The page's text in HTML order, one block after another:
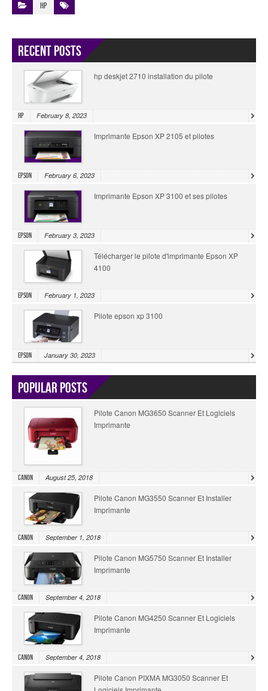
HP
Recent Posts
hp deskjet 2710 installation du pilote
HP February 8, 2023
Imprimante Epson XP 2105 et pilotes
Epson February 6, 2023
Imprimante Epson XP 3100 et ses pilotes
Epson February 3, 2023
Télécharger le pilote d'imprimante Epson XP
4100
Epson February 1, 2023
Pilote epson xp 3100
Epson January 30, 2023
Popular Posts
Pilote Canon MG3650 Scanner Et Logiciels
Imprimante
Canon August 25, 2018
Pilote Canon MG3550 Scanner Et Installer
Imprimante
Canon September 1, 2018
Pilote Canon MG5750 Scanner Et Installer
Imprimante
Canon September 4, 2018
Pilote Canon MG4250 Scanner Et Logiciels
Imprimante
Canon September 4, 2018
Pilote Canon PIXMA MG3050 Scanner Et